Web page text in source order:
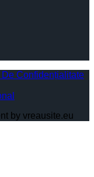
De Confidențialitate
by vreausite.eu